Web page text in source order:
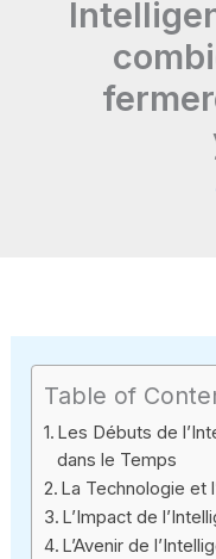
Table of
Les Débuts de
dans le Temps
La Technologie et
L’Impact de
L’Avenir de